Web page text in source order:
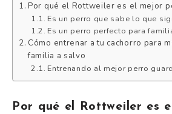
Por qué el Rottweiler es el mejor
Es un perro que sabe lo que
Es un perro perfecto para
Cómo entrenar a tu cachorro para
familia a salvo
Entrenando al mejor perro
Por qué el Rottweiler es